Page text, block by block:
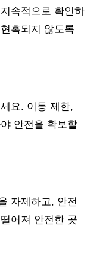
속적으로 확인하
혹되지 않도록
요. 이동 제한,
안전을 확보할
자제하고, 안전
어져 안전한 곳